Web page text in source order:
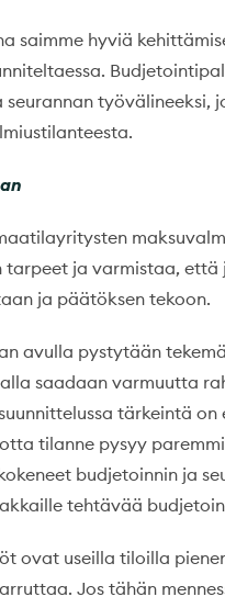
saimme hyviä
työvälineeksi,
tarpeet ja varmistaa,
ja päätöksen tekoon.
avulla pystytään
saadaan varmuutta
tärkeintä
tilanne pysyy
budjetoinnin ja
tehtävää
ovat useilla tiloilla
Jos tähän